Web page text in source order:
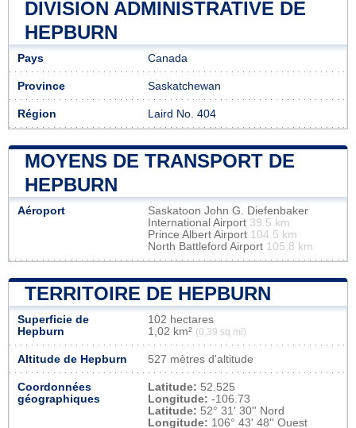
DIVISION ADMINISTRATIVE DE
HEPBURN
Pays Canada
Province Saskatchewan
Région Laird No. 404
MOYENS DE TRANSPORT DE
HEPBURN
Aéroport
Saskatoon John G. Diefenbaker
International Airport 39.5 km
Prince Albert Airport 104.5 km
North Battleford Airport 105.8 km
TERRITOIRE DE HEPBURN
Superficie de
Hepburn
102 hectares
1,02 km² (0,39 sq mi)
Altitude de Hepburn 527 mètres d'altitude
Coordonnées
géographiques
Latitude: 52.525
Longitude: -106.73
Latitude: 52° 31' 30'' Nord
Longitude: 106° 43' 48'' Ouest